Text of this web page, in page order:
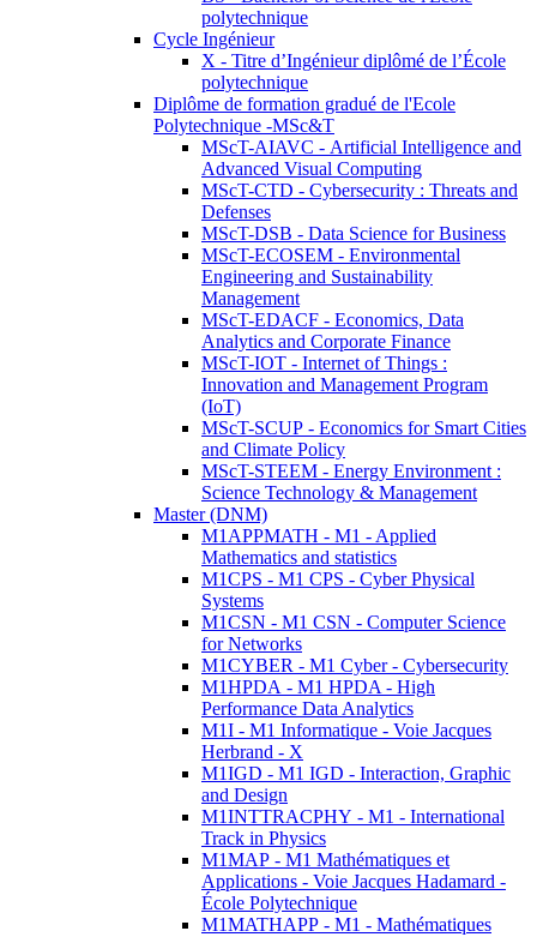
polytechnique
Cycle Ingénieur
X - Titre d’Ingénieur diplômé de l’École
polytechnique
Diplôme de formation gradué de l'Ecole
Polytechnique -MSc&T
MScT-AIAVC - Artificial Intelligence and
Advanced Visual Computing
MScT-CTD - Cybersecurity : Threats and
Defenses
MScT-DSB - Data Science for Business
MScT-ECOSEM - Environmental
Engineering and Sustainability
Management
MScT-EDACF - Economics, Data
Analytics and Corporate Finance
MScT-IOT - Internet of Things :
Innovation and Management Program
(IoT)
MScT-SCUP - Economics for Smart Cities
and Climate Policy
MScT-STEEM - Energy Environment :
Science Technology & Management
Master (DNM)
M1APPMATH - M1 - Applied
Mathematics and statistics
M1CPS - M1 CPS - Cyber Physical
Systems
M1CSN - M1 CSN - Computer Science
for Networks
M1CYBER - M1 Cyber - Cybersecurity
M1HPDA - M1 HPDA - High
Performance Data Analytics
M1I - M1 Informatique - Voie Jacques
Herbrand - X
M1IGD - M1 IGD - Interaction, Graphic
and Design
M1INTTRACPHY - M1 - International
Track in Physics
M1MAP - M1 Mathématiques et
Applications - Voie Jacques Hadamard -
École Polytechnique
M1MATHAPP - M1 - Mathématiques